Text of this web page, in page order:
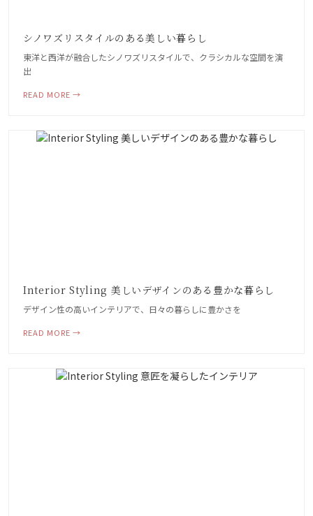
シノワズリスタイルのある美しい暮らし
東洋と西洋が融合したシノワズリスタイルで、クラシカルな空間を演
出
READ MORE →
Interior Styling 美しいデザインのある豊かな暮らし
デザイン性の高いインテリアで、日々の暮らしに豊かさを
READ MORE →